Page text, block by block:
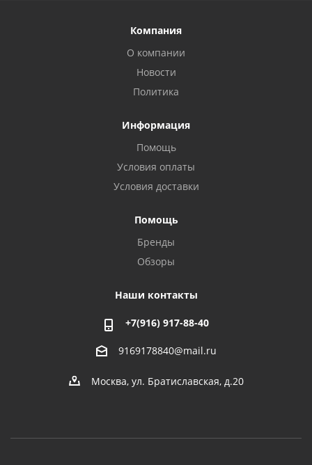
Компания
О компании
Новости
Политика
Информация
Помощь
Условия оплаты
Условия доставки
Помощь
Бренды
Обзоры
Наши контакты
+7(916) 917-88-40
9169178840@mail.ru
Москва, ул. Братиславская, д.20